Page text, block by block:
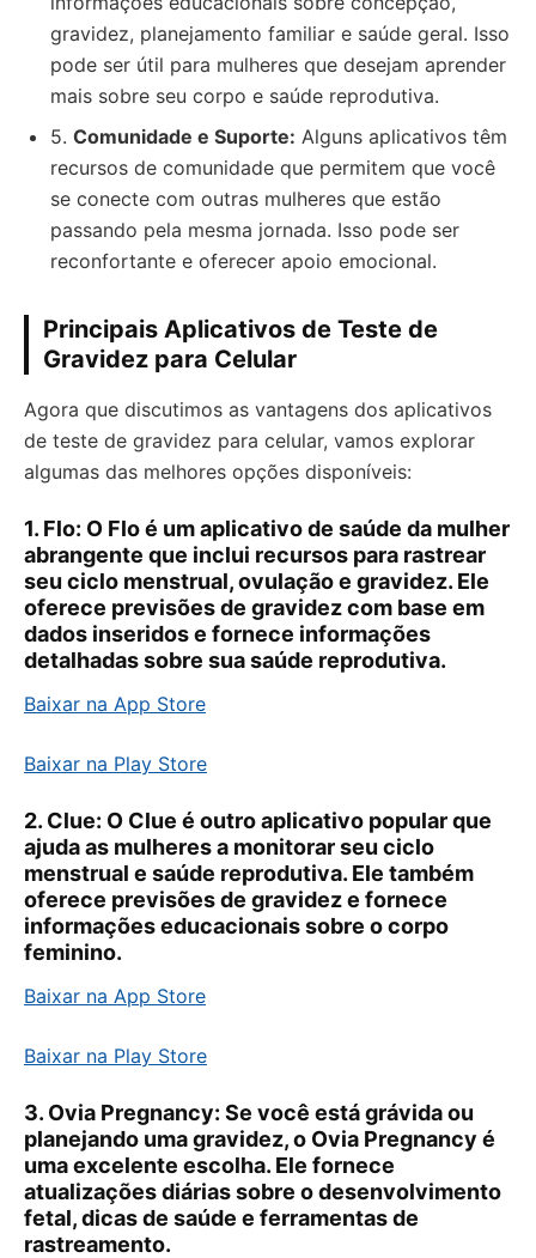
gravidez, planejamento familiar e saúde geral. Isso
pode ser útil para mulheres que desejam aprender
mais sobre seu corpo e saúde reprodutiva.
5. Comunidade e Suporte: Alguns aplicativos têm
recursos de comunidade que permitem que você
se conecte com outras mulheres que estão
passando pela mesma jornada. Isso pode ser
reconfortante e oferecer apoio emocional.
Principais Aplicativos de Teste de
Gravidez para Celular
Agora que discutimos as vantagens dos aplicativos
de teste de gravidez para celular, vamos explorar
algumas das melhores opções disponíveis:
1. Flo: O Flo é um aplicativo de saúde da mulher
abrangente que inclui recursos para rastrear
seu ciclo menstrual, ovulação e gravidez. Ele
oferece previsões de gravidez com base em
dados inseridos e fornece informações
detalhadas sobre sua saúde reprodutiva.
Baixar na App Store
Baixar na Play Store
2. Clue: O Clue é outro aplicativo popular que
ajuda as mulheres a monitorar seu ciclo
menstrual e saúde reprodutiva. Ele também
oferece previsões de gravidez e fornece
informações educacionais sobre o corpo
feminino.
Baixar na App Store
Baixar na Play Store
3. Ovia Pregnancy: Se você está grávida ou
planejando uma gravidez, o Ovia Pregnancy é
uma excelente escolha. Ele fornece
atualizações diárias sobre o desenvolvimento
fetal, dicas de saúde e ferramentas de
rastreamento.